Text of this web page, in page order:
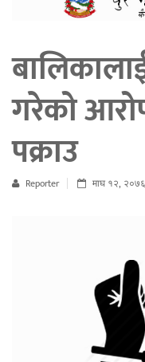
गरेको
पक्राउ
Reporter माघ १२, २०७६